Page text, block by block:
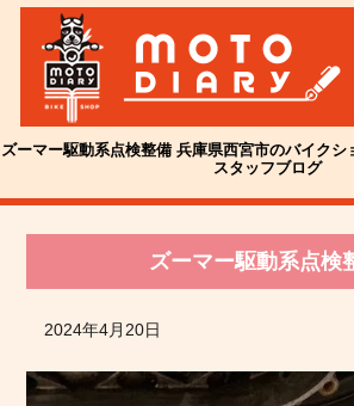
ズーマー駆動系点検整備 兵庫県西宮市のバイク
スタッフブログ
ズーマー駆動系点検
2024年4月20日